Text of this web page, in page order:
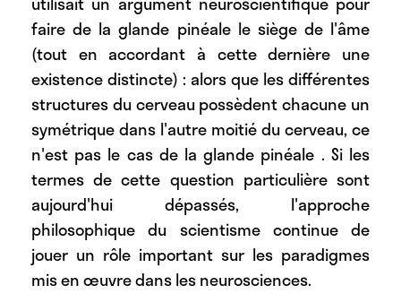
faire de la glande pinéale le siège de l'âme
(tout en accordant à cette dernière une
existence distincte) : alors que les différentes
structures du cerveau possèdent chacune un
symétrique dans l'autre moitié du cerveau, ce
n'est pas le cas de la glande pinéale . Si les
termes de cette question particulière sont
aujourd'hui dépassés, l'approche
philosophique du scientisme continue de
jouer un rôle important sur les paradigmes
mis en œuvre dans les neurosciences.